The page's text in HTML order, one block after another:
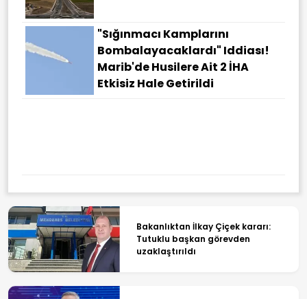
"Sığınmacı Kamplarını
Bombalayacaklardı" Iddiası!
Marib'de Husilere Ait 2 İHA
Etkisiz Hale Getirildi
Bakanlıktan İlkay Çiçek kararı:
Tutuklu başkan görevden
uzaklaştırıldı